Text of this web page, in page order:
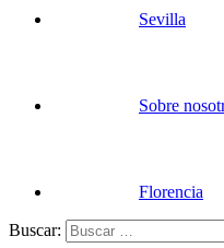
Sevilla
Sobre
Florencia
Buscar: